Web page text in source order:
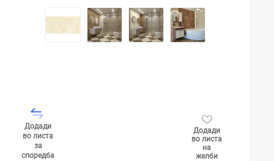
Додади
во листа
за
споредба
Додади
во листа
на
желби